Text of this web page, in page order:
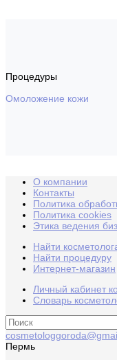
Процедуры
Омоложение кожи
О компании
Контакты
Политика
Политика cookies
Этика ведения
Найти
Найти процедуру
Интернет-магазин
Личный кабинет
Словарь
Пермь